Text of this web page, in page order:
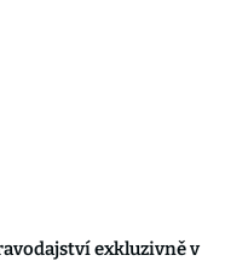
exkluzivně v